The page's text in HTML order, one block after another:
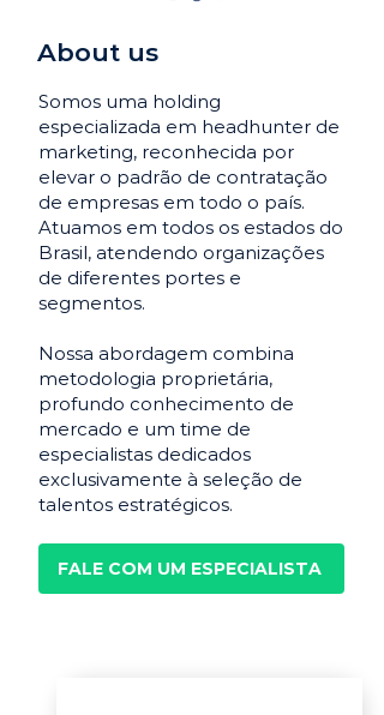
About us
Somos uma holding
especializada em headhunter de
marketing, reconhecida por
elevar o padrão de contratação
de empresas em todo o país.
Atuamos em todos os estados do
Brasil, atendendo organizações
de diferentes portes e
segmentos.
Nossa abordagem combina
metodologia proprietária,
profundo conhecimento de
mercado e um time de
especialistas dedicados
exclusivamente à seleção de
talentos estratégicos.
FALE COM UM ESPECIALISTA